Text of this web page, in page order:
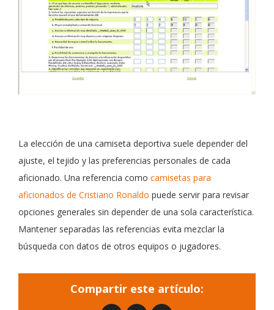
La elección de una camiseta deportiva suele depender del
ajuste, el tejido y las preferencias personales de cada
aficionado. Una referencia como camisetas para
aficionados de Cristiano Ronaldo puede servir para revisar
opciones generales sin depender de una sola característica.
Mantener separadas las referencias evita mezclar la
búsqueda con datos de otros equipos o jugadores.
Compartir este artículo: